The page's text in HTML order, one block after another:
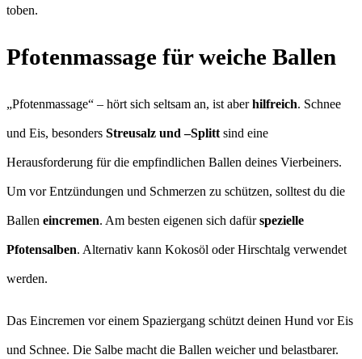
toben.
Pfotenmassage für weiche Ballen
„Pfotenmassage“ – hört sich seltsam an, ist aberhilfreich. Schnee
und Eis, besonders Streusalz und –Splitt sind eine
Herausforderung für die empfindlichen Ballen deines Vierbeiners.
Um vor Entzündungen und Schmerzen zu schützen, solltest du die
Ballen eincremen. Am besten eigenen sich dafürspezielle
Pfotensalben. Alternativ kann Kokosöl oder Hirschtalg verwendet
werden.
Das Eincremen vor einem Spaziergang schützt deinen Hund vor Eis
und Schnee. Die Salbe macht die Ballen weicher und belastbarer.